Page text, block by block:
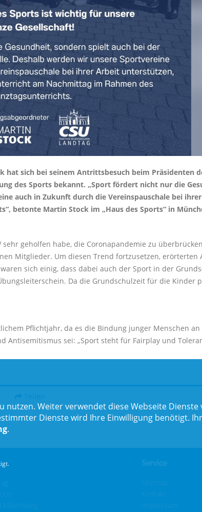
sich bei seinem Antrittsbesuch beim Präsidenten
des Sports bekannt. „Sport fördert nicht nur die
auch in Zukunft durch die Vereinspauschale bei
betonte Martin Stock im „Haus des Sports“ in
geholfen habe, die Coronapandemie zu
Mitglieder. Um diesen Trend fortzusetzen, erörterten
sich einig, dass dabei auch der Sport in der
Da die Grundschulzeit für die Kinder
Pflichtjahr, da es die Bindung junger Menschen
Antisemitismus sei: „Sport steht für Fairplay und
Teilen
Miltenberg
Service
Impressum
nutzen. Weiter verwendet diese Webseite
Dienste wird Ihre Einwilligung benötigt.
.